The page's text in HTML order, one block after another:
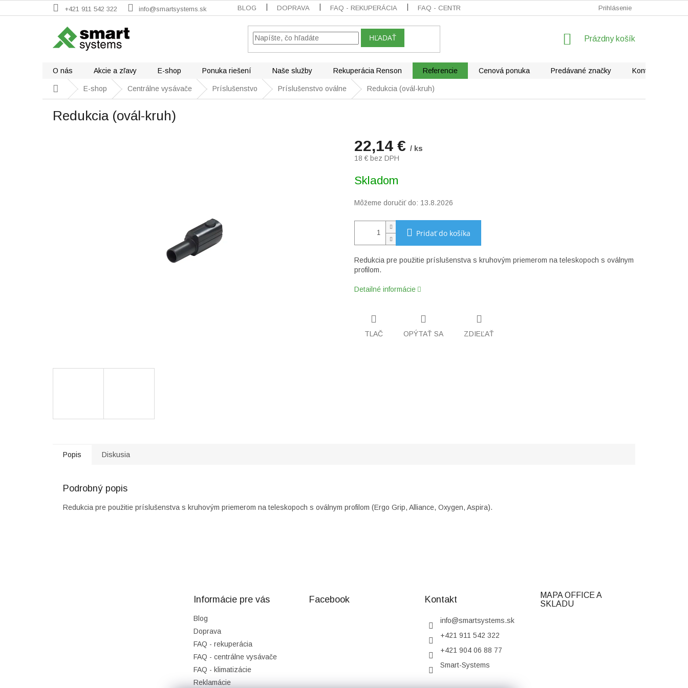
na
+421 911 542 322 info@smartsystems.sk BLOG DOPRAVA FAQ - REKUPERÁCIA FAQ - CENTRÁLNE VYSÁVAČE FAQ - KLIMATIZÁCIE REKLAMÁCIE
Prihlásenie
HĽADAŤ
NÁKUPNÝ
Prázdny košík
O nás Akcie a zľavy E-shop Ponuka riešení Naše služby Rekuperácia Renson Referencie Cenová ponuka Predávané značky Kontakty
DomovE-shop Centrálne vysávače Príslušenstvo Príslušenstvo oválne Redukcia (ovál-kruh)
Redukcia (ovál-kruh)
22,14 € / ks
18 € bez DPH
cena:
Skladom
Môžeme doručiť do: 13.8.2026
Pridať do košíka
Redukcia pre použitie príslušenstva s kruhovým priemerom na teleskopoch s oválnym
profilom.
Detailné informácie
TLAČ OPÝTAŤ SA ZDIEĽAŤ
Popis Diskusia
Podrobný popis
Redukcia pre použitie príslušenstva s kruhovým priemerom na teleskopoch s oválnym profilom (Ergo Grip, Alliance, Oxygen, Aspira).
Informácie pre vás
Blog
Doprava
FAQ - rekuperácia
FAQ - centrálne vysávače
FAQ - klimatizácie
Reklamácie
Facebook Kontakt
info@smartsystems.sk
+421 911 542 322
+421 904 06 88 77
Smart-Systems
MAPA OFFICE A
SKLADU